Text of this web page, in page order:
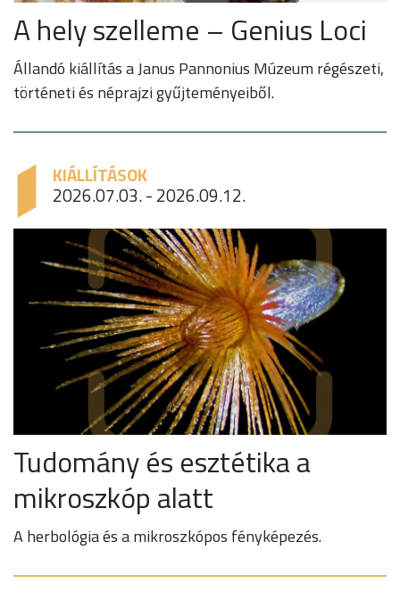
A hely szelleme – Genius Loci
Állandó kiállítás a Janus Pannonius Múzeum régészeti,
történeti és néprajzi gyűjteményeiből.
KIÁLLÍTÁSOK
2026.07.03. - 2026.09.12.
Tudomány és esztétika a
mikroszkóp alatt
A herbológia és a mikroszkópos fényképezés.